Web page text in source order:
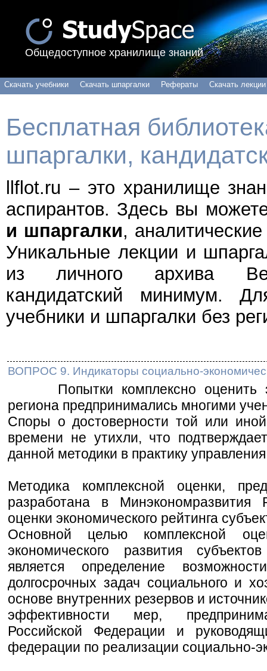
Общедоступное хранилище знаний
Скачать учебники Скачать шпаргалки Рефераты Скачать лекции
Бесплатная
шпаргалки,
llflot.ru – это хранилище
аспирантов. Здесь вы
и шпаргалки,
Уникальные лекции и
из личного архива
кандидатский минимум.
учебники и шпаргалки без
ВОПРОС 9. Индикаторы социально-
Попытки комплексно оценить
региона предпринимались многими
Споры о достоверности той или
времени не утихли, что
данной методики в практику
Методика комплексной оценки,
разработана в
оценки экономического рейтинга
Основной целью комплексной
экономического развития
является определение
долгосрочных задач социального и
основе внутренних резервов и
эффективности мер,
Российской Федерации и
федерации по реализации социально-